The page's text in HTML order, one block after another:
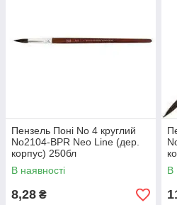
Пензель Поні No 4 круглий
No2104-BPR Neo Line (дер.
корпус) 250бл
В наявності
8,28 ₴
В